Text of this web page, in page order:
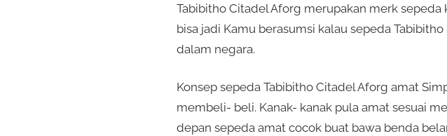
Tabibitho Citadel Aforg merupakan merk
bisa jadi Kamu berasumsi kalau sepeda
dalam negara.
Konsep sepeda Tabibitho Citadel Aforg amat
membeli- beli. Kanak- kanak pula amat sesuai
depan sepeda amat cocok buat bawa benda